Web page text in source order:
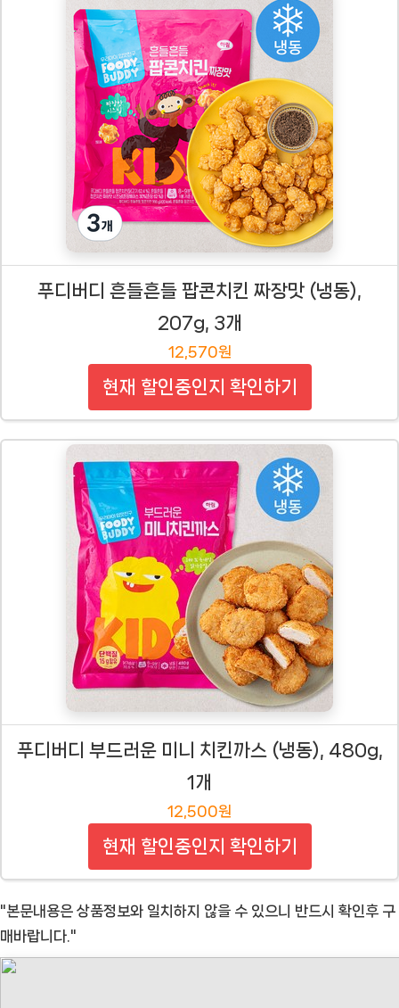
푸디버디 흔들흔들 팝콘치킨 짜장맛 (냉동),
207g, 3개
12,570원
현재 할인중인지 확인하기
푸디버디 부드러운 미니 치킨까스 (냉동), 480g,
1개
12,500원
현재 할인중인지 확인하기
"본문내용은 상품정보와 일치하지 않을 수 있으니 반드시 확인후 구
매바랍니다."